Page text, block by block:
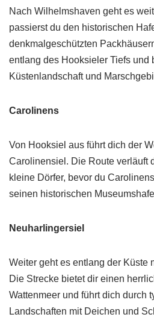
Nach Wilhelmshaven geht es
passierst du den historischen
denkmalgeschützten
entlang des Hooksieler Tiefs und
Küstenlandschaft und
Carolinens
Von Hooksiel aus führt dich der
Carolinensiel. Die Route verläuft
kleine Dörfer, bevor du
seinen historischen
Neuharlingersiel
Weiter geht es entlang der Küste
Die Strecke bietet dir einen
Wattenmeer und führt dich durch
Landschaften mit Deichen und